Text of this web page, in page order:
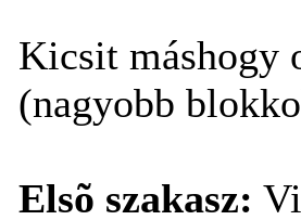
Kicsit máshogy
(nagyobb
Elsõ szakasz: